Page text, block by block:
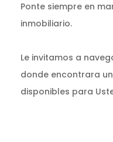
Ponte siempre en
inmobiliario.
Le invitamos a
donde encontrara
disponibles para